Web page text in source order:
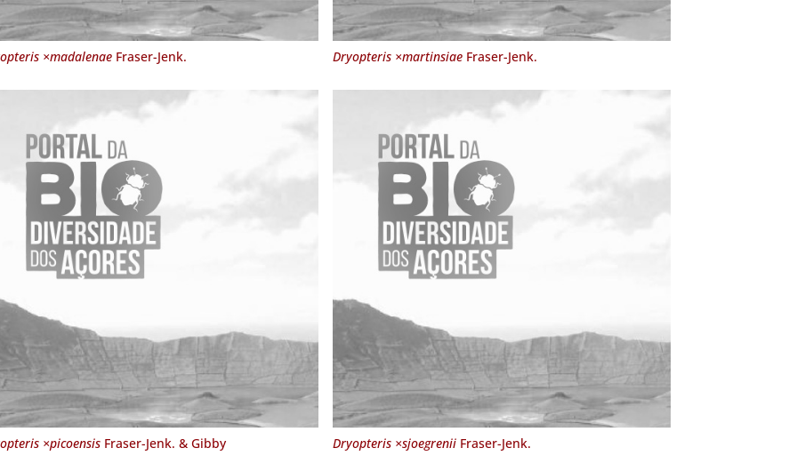
×madalenaeFraser-Jenk. Dryopteris ×martinsiaeFraser-Jenk.
×picoensisFraser-Jenk. & Gibby Dryopteris ×sjoegreniiFraser-Jenk.